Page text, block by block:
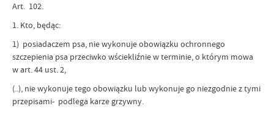
Art. 102.
1. Kto, będąc:
1) posiadaczem psa, nie wykonuje obowiązku ochronnego
szczepienia psa przeciwko wściekliźnie w terminie, o którym mowa
w art. 44 ust. 2,
(..), nie wykonuje tego obowiązku lub wykonuje go niezgodnie z tymi
przepisami- podlega karze grzywny.